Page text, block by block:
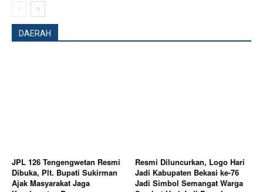
News Week
DAERAH
JPL 126 Tengengwetan Resmi
Dibuka, Plt. Bupati Sukirman
Ajak Masyarakat Jaga
Resmi Diluncurkan, Logo Hari
Jadi Kabupaten Bekasi ke-76
Jadi Simbol Semangat Warga